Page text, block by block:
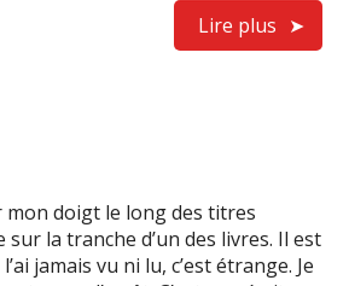
Lire plus
mon doigt le long des titres
sur la tranche d’un des livres. Il est
jamais vu ni lu, c’est étrange. Je